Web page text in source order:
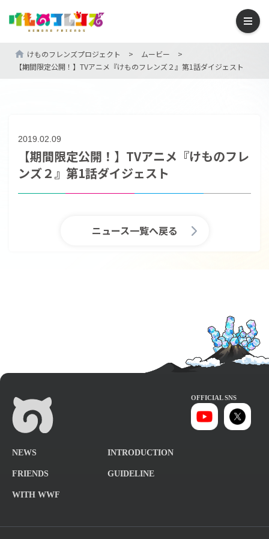
けものフレンズプロジェクト > ムービー
>
【期間限定公開！】TVアニメ『けものフレンズ２』第1話ダイジェスト
2019.02.09
【期間限定公開！】TVアニメ『けものフレ
ンズ２』第1話ダイジェスト
ニュース一覧へ戻る
OFFICIAL SNS
NEWS INTRODUCTION
FRIENDS GUIDELINE
WITH WWF